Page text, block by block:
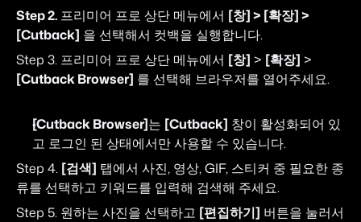
Step 2. 프리미어 프로 상단 메뉴에서 [창] > [확장] >
[Cutback] 을 선택해서 컷백을 실행합니다.
Step 3. 프리미어 프로 상단 메뉴에서 [창] > [확장]
[Cutback Browser] 를 선택해 브라우저를 열어주세요.
[Cutback Browser]는 [Cutback] 창이 활성화되어 있
고 로그인 된 상태에서만 사용할 수 있습니다.
Step 4. [검색] 탭에서 사진, 영상, GIF, 스티커 중 필요한 종
류를 선택하고 키워드를 입력해 검색해 주세요.
Step 5. 원하는 사진을 선택하고 [편집하기] 버튼을 눌러서